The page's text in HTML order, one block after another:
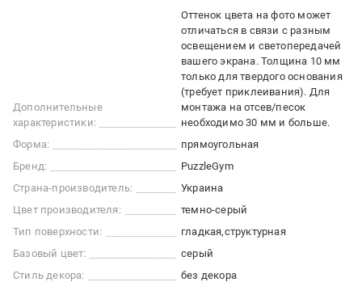
Дополнительные
характеристики:
Оттенок цвета на фото может
отличаться в связи с разным
освещением и светопередачей
вашего экрана. Толщина 10 мм
только для твердого основания
(требует приклеивания). Для
монтажа на отсев/песок
необходимо 30 мм и больше.
Форма:
прямоугольная
Бренд:
PuzzleGym
Страна-производитель:
Украина
Цвет производителя:
темно-серый
Тип поверхности:
гладкая структурная
Базовый цвет:
серый
Стиль декора:
без декора